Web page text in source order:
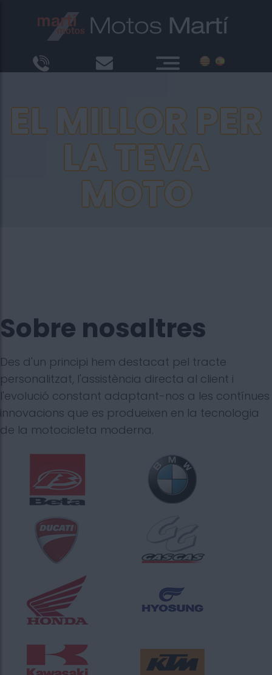
EL MILLOR PER
LA TEVA
MOTO
Sobre nosaltres
Des d'un principi hem destacat pel tracte
personalitzat, l'assistència directa al client i
l'evolució constant adaptant-nos a les contínues
innovacions que es produeixen en la tecnologia
de la motocicleta moderna.